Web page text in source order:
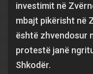
investimit në
mbajt pikërisht në
është zhvendosur
protestë janë
Shkodër.